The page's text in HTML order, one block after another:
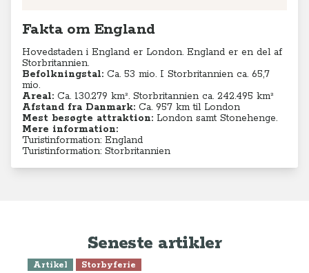
Fakta om England
Hovedstaden i England er London. England er en del af
Storbritannien.
Befolkningstal: Ca. 53 mio. I Storbritannien ca. 65,7
mio.
Areal: Ca. 130.279 km². Storbritannien ca. 242.495 km²
Afstand fra Danmark: Ca. 957 km til London
Mest besøgte attraktion: London samt Stonehenge.
Mere information:
Turistinformation: England
Turistinformation: Storbritannien
Seneste artikler
Artikel Storbyferie